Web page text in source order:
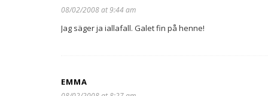
08/02/2008 at 9:44 am
Jag säger ja iallafall. Galet fin på henne!
EMMA